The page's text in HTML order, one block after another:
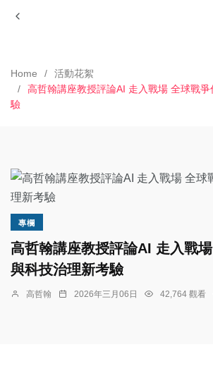
Home
活動花絮
高哲翰講座教授評論AI 走入戰場 全球戰
驗
專欄
高哲翰講座教授評論AI 走入戰
與科技治理新考驗
高哲翰 2026年三月06日 42,764 觀看